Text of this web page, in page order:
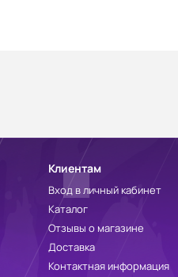
Клиентам
Вход в личный кабинет
Каталог
Отзывы о магазине
Доставка
Контактная информация